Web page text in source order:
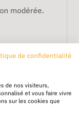
modérée.
peu
de confidentialité
de nos visiteurs,
et vous faire vivre
sur les cookies que